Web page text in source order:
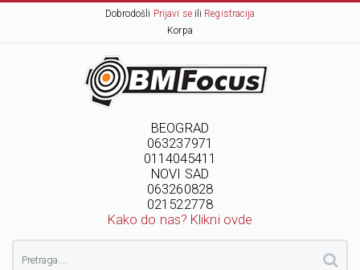
Dobrodošli Prijavi seili Registracija
Korpa
BEOGRAD
063237971
0114045411
NOVI SAD
063260828
021522778
Kako do nas? Klikni ovde